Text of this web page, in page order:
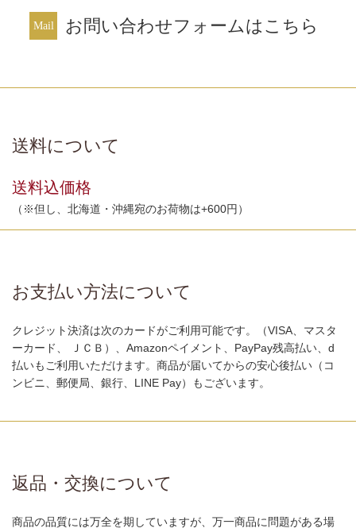
お問い合わせフォームはこちら
送料について
送料込価格
（※但し、北海道・沖縄宛のお荷物は+600円）
お支払い方法について
クレジット決済は次のカードがご利用可能です。（VISA、マスタ
ーカード、 ＪＣＢ）、Amazonペイメント、PayPay残高払い、d
払いもご利用いただけます。商品が届いてからの安心後払い（コ
ンビニ、郵便局、銀行、LINE Pay）もございます。
返品・交換について
商品の品質には万全を期していますが、万一商品に問題がある場